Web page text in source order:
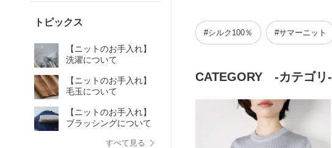
トピックス
【ニットのお手入れ】
洗濯について
【ニットのお手入れ】
毛玉について
【ニットのお手入れ】
ブラッシングについて
すべて見る
#シルク100％ #サマーニット
CATEGORY -カテゴリ-